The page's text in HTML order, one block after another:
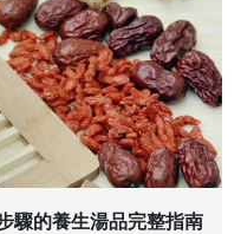
驟的養生湯品完整指南